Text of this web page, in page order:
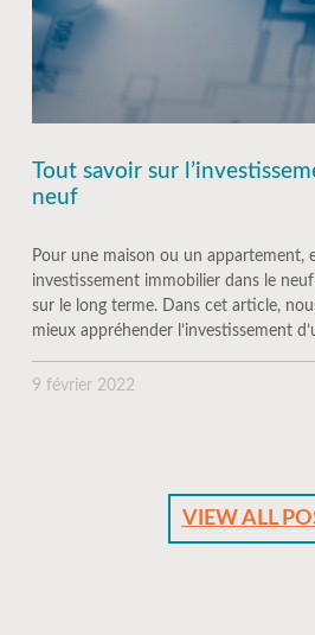
Tout savoir sur
neuf
Pour une maison ou un appartement,
investissement immobilier dans le
sur le long terme. Dans cet article,
mieux appréhender l’investissement
9 février 2022
VIEW ALL